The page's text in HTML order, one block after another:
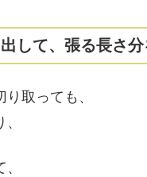
して、張る長さ
取っても、